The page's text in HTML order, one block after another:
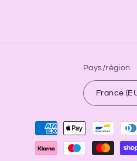
Pays/région
France
Moyens
paiement